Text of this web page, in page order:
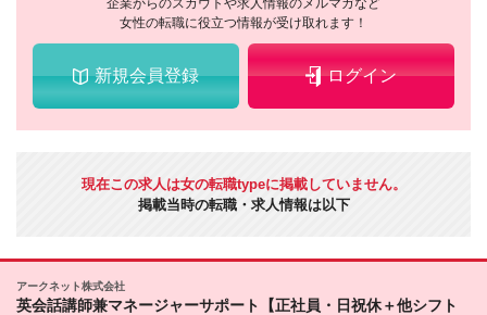
企業からのスカウトや求人情報のメルマガなど
女性の転職に役立つ情報が受け取れます！
新規会員登録 ログイン
現在この求人は女の転職typeに掲載していません。
掲載当時の転職・求人情報は以下
アークネット株式会社
英会話講師兼マネージャーサポート【正社員・日祝休＋他シフト